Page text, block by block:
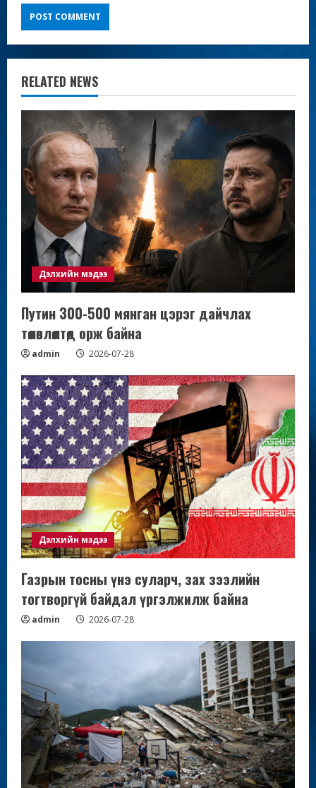
RELATED NEWS
Дэлхийн мэдээ
Путин 300-500 мянган цэрэг дайчлах
төлөвлөлтөд орж байна
admin 2026-07-28
Дэлхийн мэдээ
Газрын тосны үнэ суларч, зах зээлийн
тогтворгүй байдал үргэлжилж байна
admin 2026-07-28